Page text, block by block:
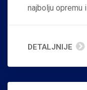
najbolju opremu
DETALJNIJE